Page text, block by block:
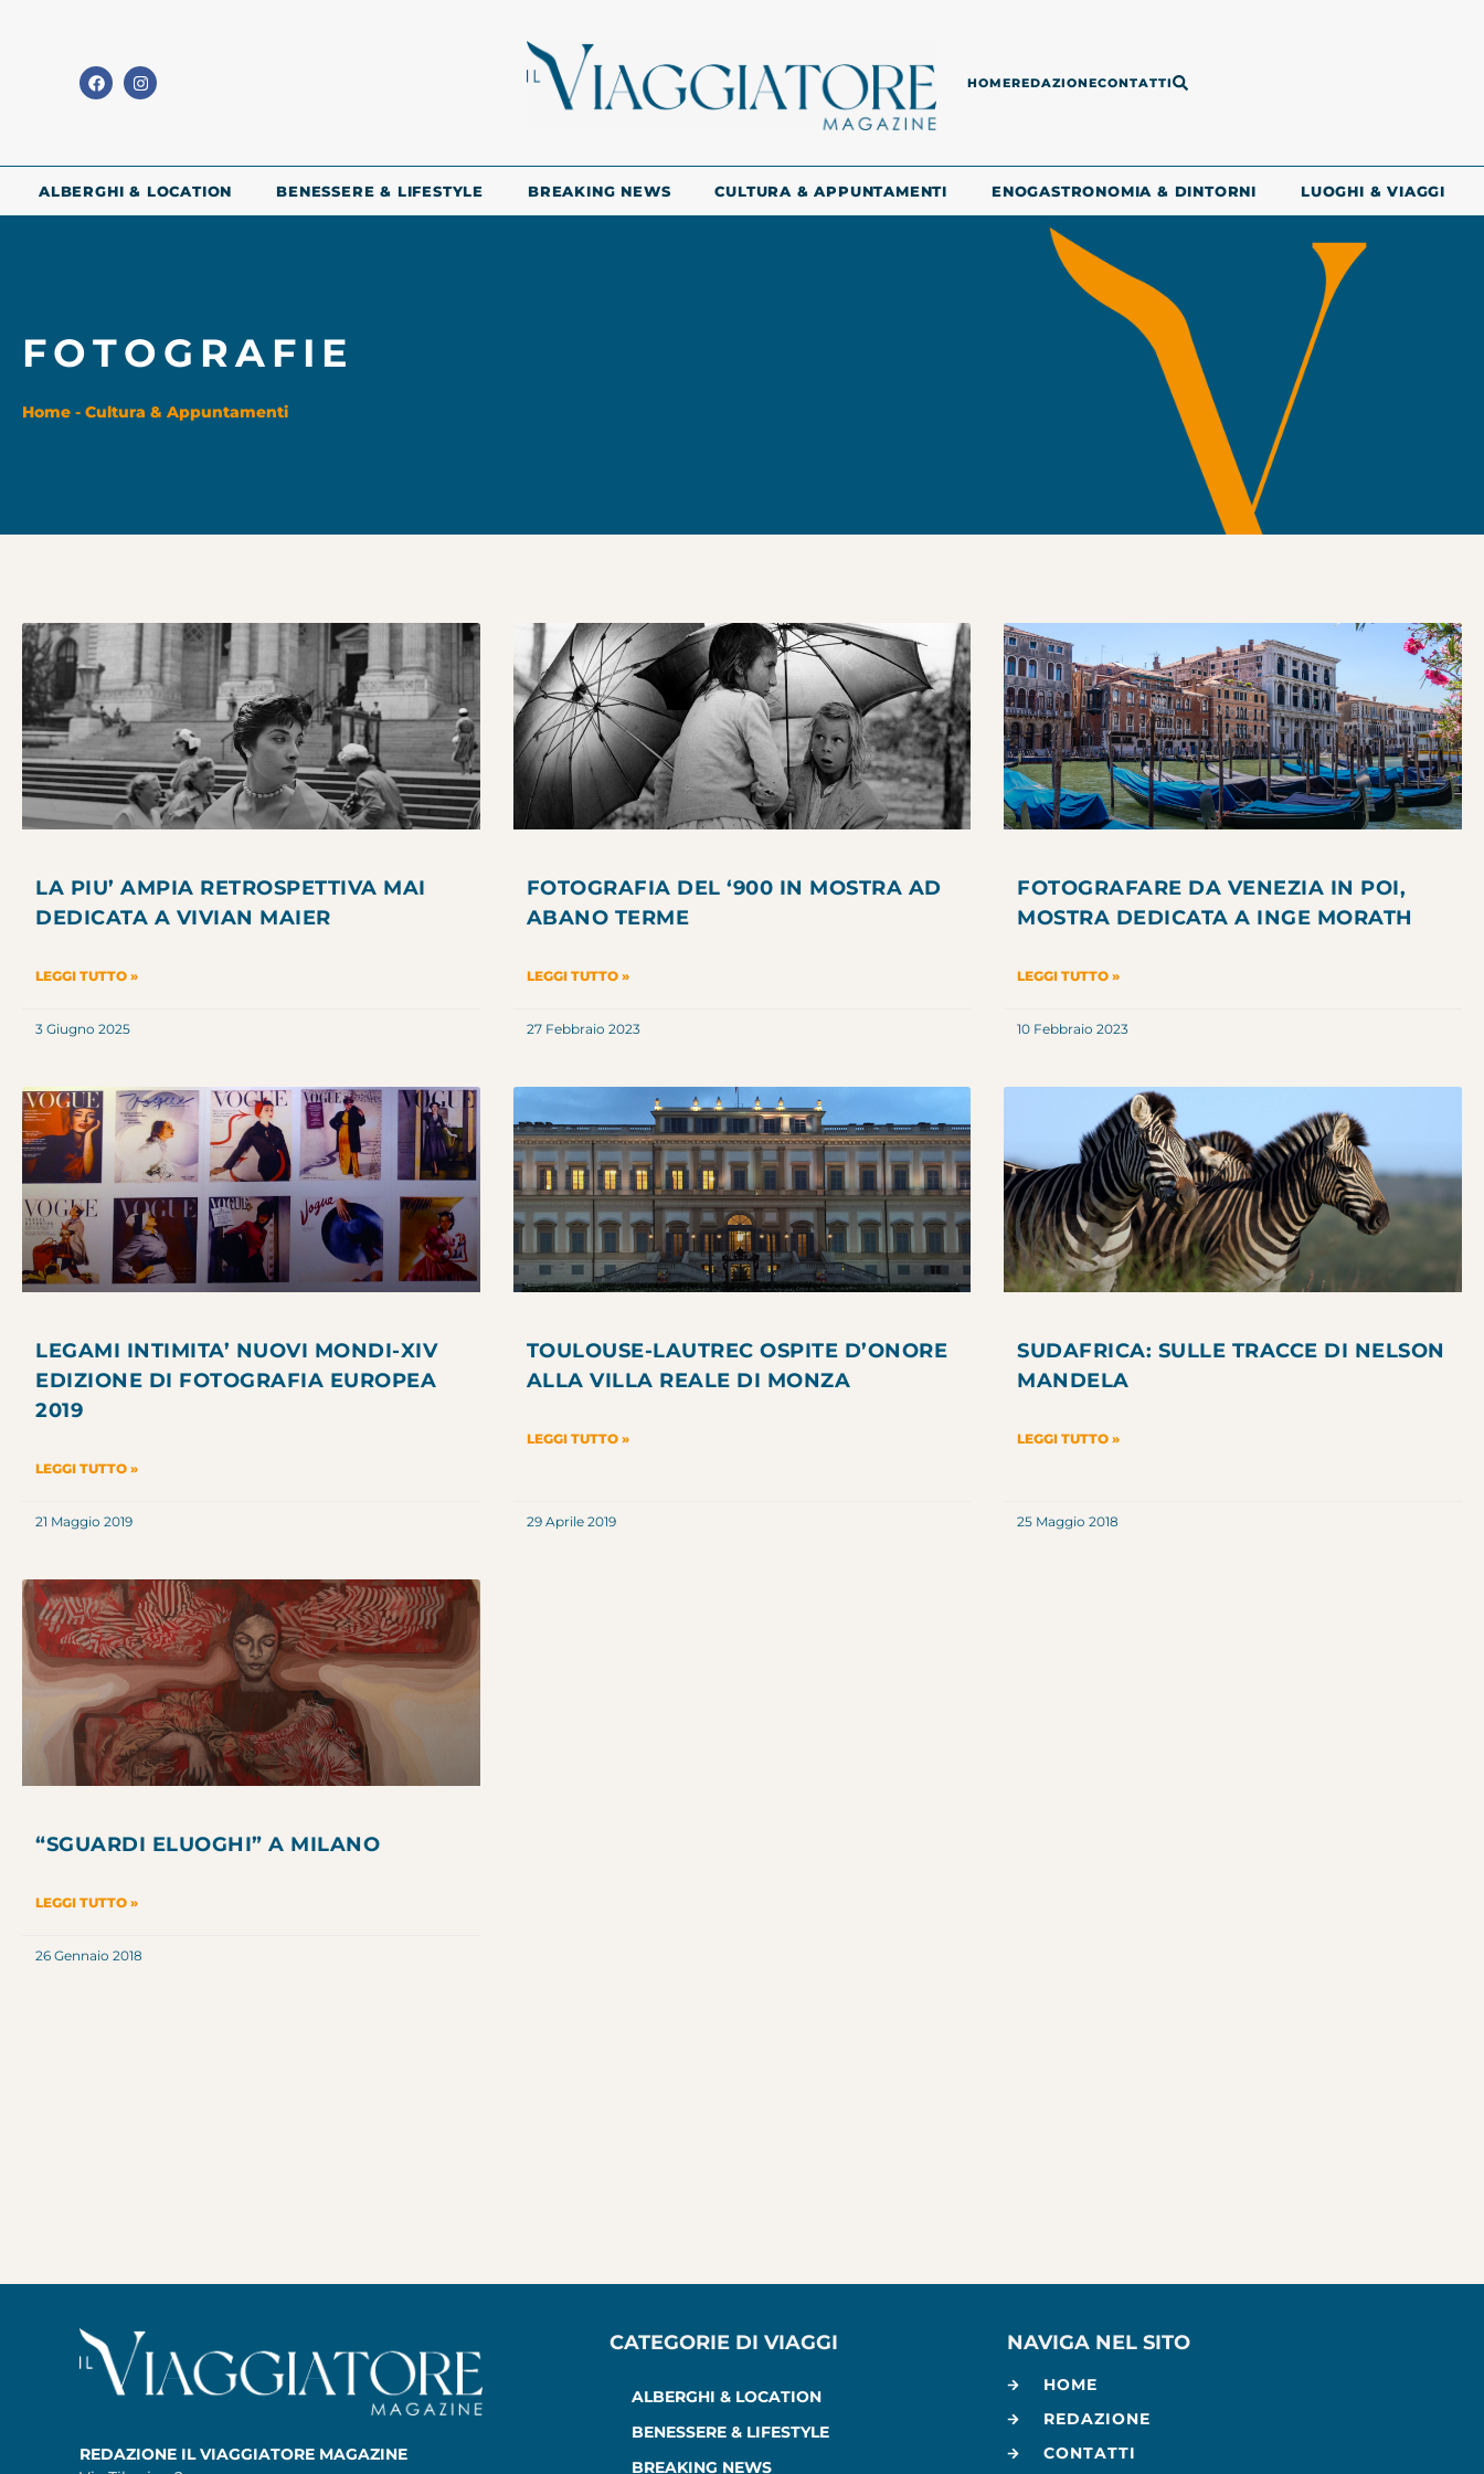
HOMEREDAZIONECONTATTI
ALBERGHI & LOCATION BENESSERE & LIFESTYLE BREAKING NEWS CULTURA & APPUNTAMENTI ENOGASTRONOMIA & DINTORNI LUOGHI & VIAGGI
FOTOGRAFIE
Home - Cultura & Appuntamenti
LA PIU’ AMPIA RETROSPETTIVA MAI
DEDICATA A VIVIAN MAIER
LEGGI TUTTO »
3 Giugno 2025
FOTOGRAFIA DEL ‘900 IN MOSTRA AD
ABANO TERME
LEGGI TUTTO »
27 Febbraio 2023
FOTOGRAFARE DA VENEZIA IN POI,
MOSTRA DEDICATA A INGE MORATH
LEGGI TUTTO »
10 Febbraio 2023
LEGAMI INTIMITA’ NUOVI MONDI-XIV
EDIZIONE DI FOTOGRAFIA EUROPEA
2019
LEGGI TUTTO »
21 Maggio 2019
TOULOUSE-LAUTREC OSPITE D’ONORE
ALLA VILLA REALE DI MONZA
LEGGI TUTTO »
29 Aprile 2019
SUDAFRICA: SULLE TRACCE DI NELSON
MANDELA
LEGGI TUTTO »
25 Maggio 2018
“SGUARDI ELUOGHI” A MILANO
LEGGI TUTTO »
26 Gennaio 2018
REDAZIONE IL VIAGGIATORE MAGAZINE
CATEGORIE DI VIAGGI
ALBERGHI & LOCATION
BENESSERE & LIFESTYLE
BREAKING NEWS
NAVIGA NEL SITO
HOME
REDAZIONE
CONTATTI